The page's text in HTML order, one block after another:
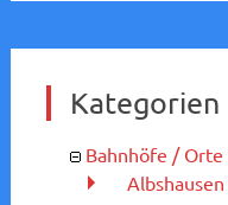
Kategorien
Bahnhöfe / Orte
Albshausen